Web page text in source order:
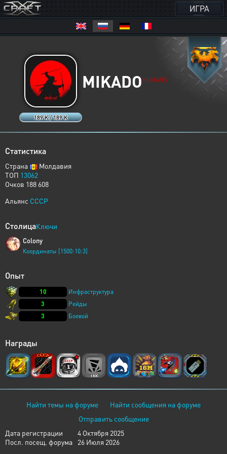
ИГРА
189 K / 189 K
MIKADO HUMANS
Статистика
Страна
Молдавия
ТОП 13062
Очков 188 608
Альянс CCCP
СтолицаКлючи
Colony
Координаты [1500:10:3]
Опыт
10
Инфраструктура
3
Рейды
3
Боевой
Награды
Найти темы на форуме
Найти сообщения на форуме
Отправить сообщение
Дата регистрации
4 Октября 2025
Посл. посещ. форума
26 Июля 2026